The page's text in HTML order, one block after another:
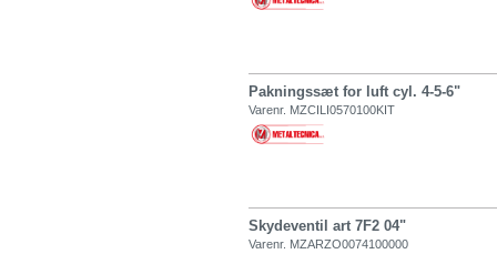
Pakningssæt for luft cyl. 4-5-6"
Varenr. MZCILI0570100KIT
Skydeventil art 7F2 04"
Varenr. MZARZO0074100000